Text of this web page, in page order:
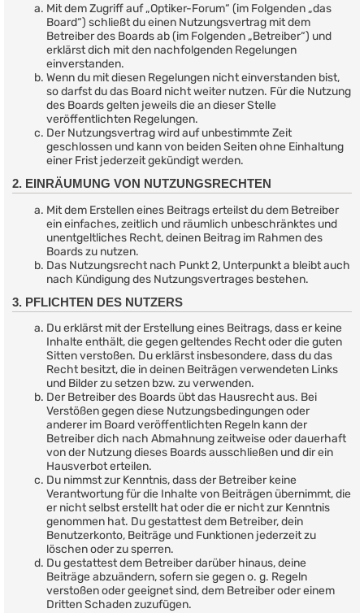
Mit dem Zugriff auf „Optiker-Forum“ (im Folgenden „das
Board“) schließt du einen Nutzungsvertrag mit dem
Betreiber des Boards ab (im Folgenden „Betreiber“) und
erklärst dich mit den nachfolgenden Regelungen
einverstanden.
Wenn du mit diesen Regelungen nicht einverstanden bist,
so darfst du das Board nicht weiter nutzen. Für die Nutzung
des Boards gelten jeweils die an dieser Stelle
veröffentlichten Regelungen.
Der Nutzungsvertrag wird auf unbestimmte Zeit
geschlossen und kann von beiden Seiten ohne Einhaltung
einer Frist jederzeit gekündigt werden.
2. EINRÄUMUNG VON NUTZUNGSRECHTEN
Mit dem Erstellen eines Beitrags erteilst du dem Betreiber
ein einfaches, zeitlich und räumlich unbeschränktes und
unentgeltliches Recht, deinen Beitrag im Rahmen des
Boards zu nutzen.
Das Nutzungsrecht nach Punkt 2, Unterpunkt a bleibt auch
nach Kündigung des Nutzungsvertrages bestehen.
3. PFLICHTEN DES NUTZERS
Du erklärst mit der Erstellung eines Beitrags, dass er keine
Inhalte enthält, die gegen geltendes Recht oder die guten
Sitten verstoßen. Du erklärst insbesondere, dass du das
Recht besitzt, die in deinen Beiträgen verwendeten Links
und Bilder zu setzen bzw. zu verwenden.
Der Betreiber des Boards übt das Hausrecht aus. Bei
Verstößen gegen diese Nutzungsbedingungen oder
anderer im Board veröffentlichten Regeln kann der
Betreiber dich nach Abmahnung zeitweise oder dauerhaft
von der Nutzung dieses Boards ausschließen und dir ein
Hausverbot erteilen.
Du nimmst zur Kenntnis, dass der Betreiber keine
Verantwortung für die Inhalte von Beiträgen übernimmt, die
er nicht selbst erstellt hat oder die er nicht zur Kenntnis
genommen hat. Du gestattest dem Betreiber, dein
Benutzerkonto, Beiträge und Funktionen jederzeit zu
löschen oder zu sperren.
Du gestattest dem Betreiber darüber hinaus, deine
Beiträge abzuändern, sofern sie gegen o. g. Regeln
verstoßen oder geeignet sind, dem Betreiber oder einem
Dritten Schaden zuzufügen.